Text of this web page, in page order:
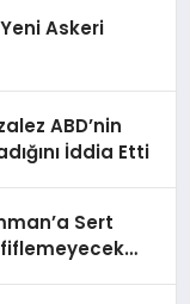
Askeri
ABD’nin
İddia Etti
Sert